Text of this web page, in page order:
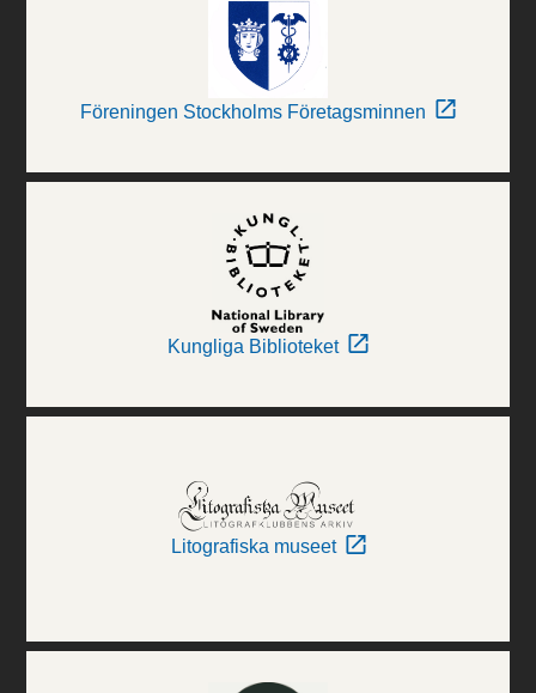
Föreningen Stockholms Företagsminnen
Kungliga Biblioteket
Litografiska museet